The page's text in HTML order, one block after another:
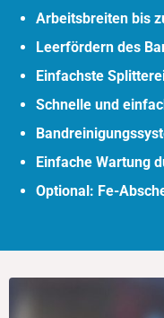
Arbeitsbreiten bis
Leerfördern des
Einfachste
Schnelle und
Einfache Wartung
Optional: Fe-